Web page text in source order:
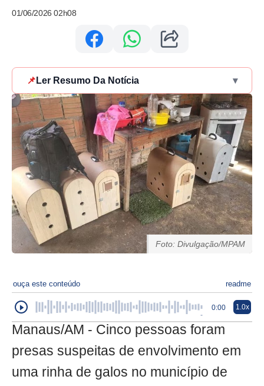
01/06/2026 02h08
📌 Ler Resumo Da Notícia ▾
Foto: Divulgação/MPAM
ouça este conteúdo readme
0:00 1.0x
Manaus/AM - Cinco pessoas foram
presas suspeitas de envolvimento em
uma rinha de galos no município de